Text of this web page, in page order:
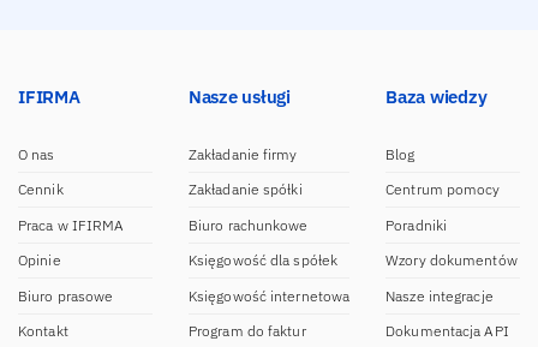
IFIRMA
O nas
Cennik
Praca w IFIRMA
Opinie
Biuro prasowe
Kontakt
Nasze usługi
Zakładanie firmy
Zakładanie spółki
Biuro rachunkowe
Księgowość dla spółek
Księgowość internetowa
Program do faktur
Baza wiedzy
Blog
Centrum pomocy
Poradniki
Wzory dokumentów
Nasze integracje
Dokumentacja API